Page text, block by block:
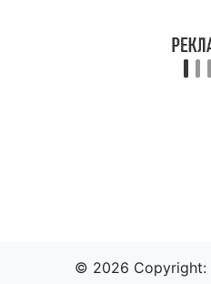
© 2026 Copyright: